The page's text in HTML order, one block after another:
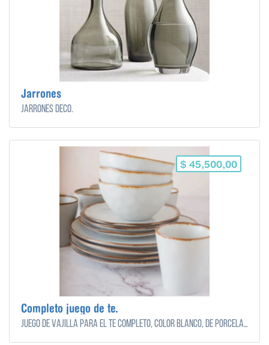
Jarrones
Jarrones Deco.
$ 45,500,00
Completo juego de te.
Juego de vajilla para el te completo, color blanco, de porcelana.